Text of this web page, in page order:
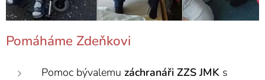
Pomáháme Zdeňkovi
Pomoc bývalemu záchranáři ZZSJMK s